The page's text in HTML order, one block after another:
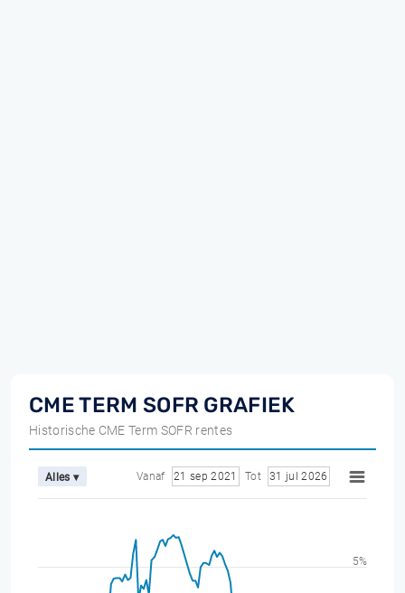
CME TERM SOFR GRAFIEK
Historische CME Term SOFR rentes
Alles ▾ Vanaf 21 sep 2021 Tot 31 jul 2026
5%